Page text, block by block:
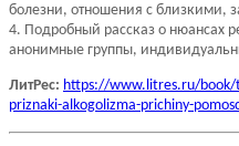
болезни, отношения с близкими,
4. Подробный рассказ о нюансах
анонимные группы,
ЛитРес: https://www.litres.ru/book/
priznaki-alkogolizma-prichiny-